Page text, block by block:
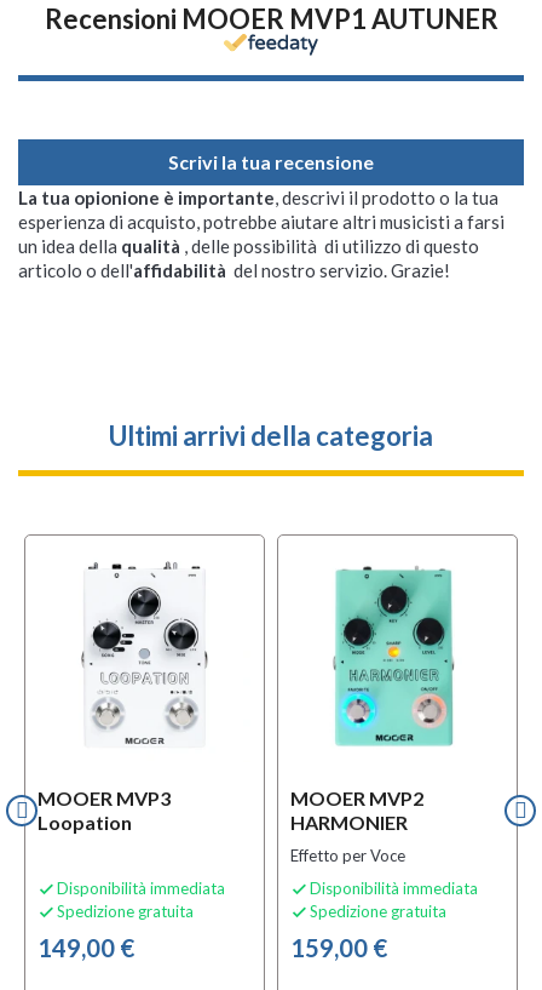
Recensioni MOOER MVP1 AUTUNER
Scrivi la tua recensione
La tua opionione è importante, descrivi il prodotto o la tua
esperienza di acquisto, potrebbe aiutare altri musicisti a farsi
un idea della qualità , delle possibilità di utilizzo di questo
articolo o dell'affidabilità del nostro servizio. Grazie!
Ultimi arrivi della categoria
MOOER MVP3
Loopation
 Disponibilità immediata
 Spedizione gratuita
149,00 €
MOOER MVP2
HARMONIER
Effetto per Voce
 Disponibilità immediata
 Spedizione gratuita
159,00 €
BUNDLES